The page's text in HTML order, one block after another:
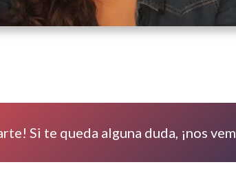
Si te queda alguna duda, ¡nos